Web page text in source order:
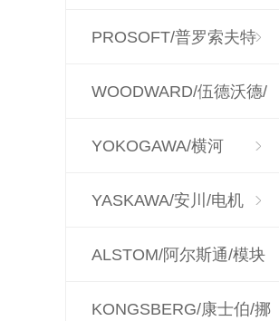
PROSOFT/普罗索夫特
WOODWARD/伍德沃德/
调速器
YOKOGAWA/横河
YASKAWA/安川/电机
ALSTOM/阿尔斯通/模块
KONGSBERG/康士伯/挪